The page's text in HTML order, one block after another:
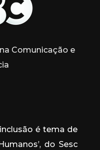
Comunicação e
é tema de
do Sesc